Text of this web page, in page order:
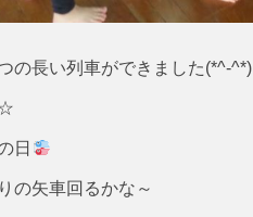
の長い列車ができました(*^-^*)
☆
日
の矢車回るかな～